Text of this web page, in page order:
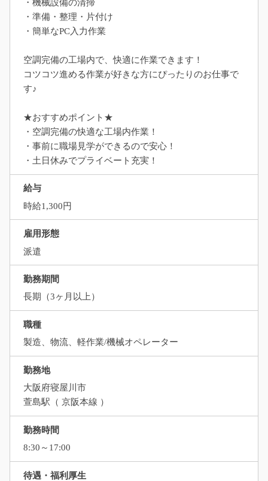
・機械設備の清掃
・準備・整理・片付け
・簡単なPC入力作業
空調完備の工場内で、快適に作業できます！
コツコツ進める作業が好きな方にぴったりのお仕事で
す♪
★おすすめポイント★
・空調完備の快適な工場内作業！
・事前に職場見学ができるので安心！
・土日休みでプライベート充実！
給与
時給1,300円
雇用形態
派遣
勤務期間
長期（3ヶ月以上）
職種
製造、物流、軽作業/機械オペレーター
勤務地
大阪府寝屋川市
萱島駅（ 京阪本線 ）
勤務時間
8:30～17:00
待遇・福利厚生